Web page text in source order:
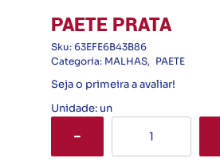
PAETE PRATA
Sku: 63EFE6B43B86
Categoria: MALHAS PAETE
Seja o primeira a avaliar!
Unidade: un